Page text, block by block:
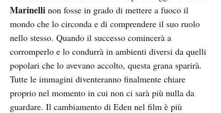
Marinelli non fosse in grado di mettere a fuoco il
mondo che lo circonda e di comprendere il suo ruolo
nello stesso. Quando il successo comincerà a
corromperlo e lo condurrà in ambienti diversi da quelli
popolari che lo avevano accolto, questa grana sparirà.
Tutte le immagini diventeranno finalmente chiare
proprio nel momento in cui non ci sarà più nulla da
guardare. Il cambiamento di Eden nel film è più